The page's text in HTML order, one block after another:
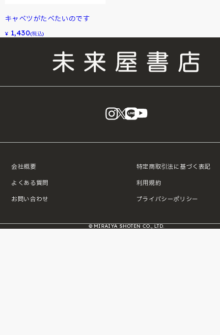
キャベツがたべたいのです
¥ 1,430(税込)
instagram
X LINE
会社概要
よくある質問
お問い合わせ
特定商取引法に基づく表記
利用規約
プライバシーポリシー
© MIRAIYA SHOTEN CO., LTD.